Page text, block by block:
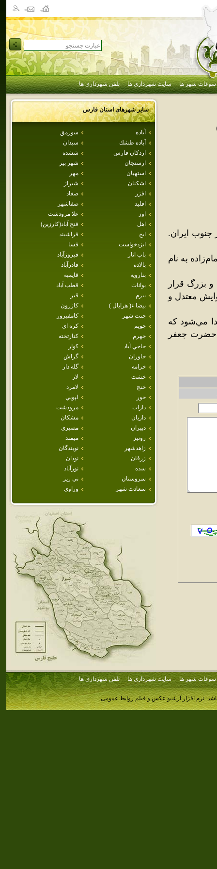
سوغات شهر ها سایت شهرداری ها تلفن شهرداری ها
سایر شهرهای استانفارس
آباده
سورمق
آباده طشك
سيدان
اردكان فارس
ششده
ارسنجان
شهر پير
استهبان
مهر
اشكنان
شيراز
افزر
صغاد
اقليد
صفاشهر
اوز
علا مرودشت
اهل
فتح آباد(كارزين)
ايج
فراشبند
ايزدخواست
فسا
باب انار
فيروزآباد
بالاده
قادرآباد
بنارويه
قايميه
بوانات
قطب آباد
بيرم
قير
بيضا ء( هرابال )
كازرون
جنت شهر
كامفيروز
جويم
كره اي
جهرم
كنارتخته
حاجي آباد
كوار
خاوران
گراش
خرامه
گله دار
خشت
لار
خنج
لامرد
خور
لپويي
داراب
مرودشت
داريان
مشكان
دبيران
مصيري
رونيز
ميمند
زاهدشهر
نوبندگان
زرقان
نودان
سده
نورآباد
سروستان
ني ريز
سعادت شهر
وراوي
ايران.
به نام
بزرگ قرار
معتدل و
جدا مي‌شود که
حضرت جعفر
سوغات شهر ها سایت شهرداری ها تلفن شهرداری ها
نرم افزار آرشیو عکس و فیلم روابط عمومی